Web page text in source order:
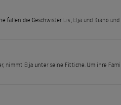
fallen die Geschwister Liv, Elja und Kiano
nimmt Elja unter seine Fittiche. Um ihre